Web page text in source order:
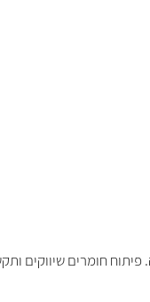
חומרים שיווקים